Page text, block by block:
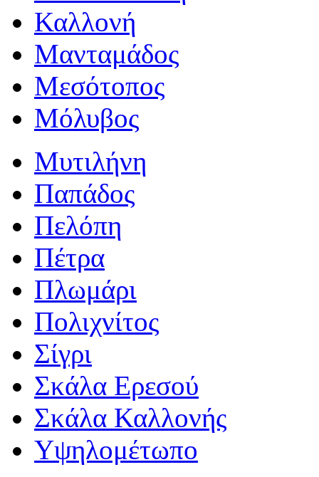
Καλλονή
Μανταμάδος
Μεσότοπος
Μόλυβος
Μυτιλήνη
Παπάδος
Πελόπη
Πέτρα
Πλωμάρι
Πολιχνίτος
Σίγρι
Σκάλα Ερεσού
Σκάλα Καλλονής
Υψηλομέτωπο